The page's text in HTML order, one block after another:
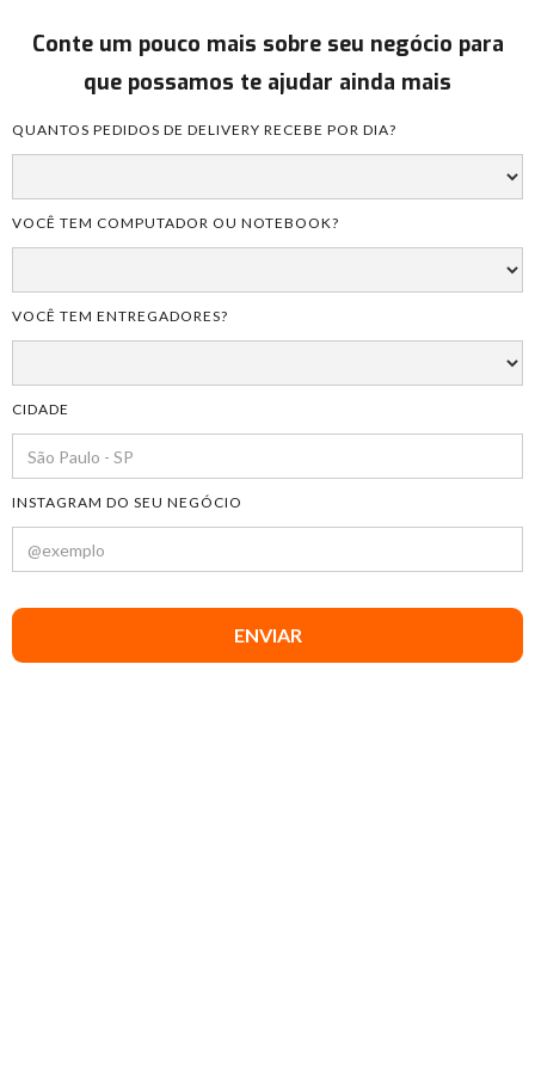
Conte um pouco mais sobre seu negócio para
que possamos te ajudar ainda mais
QUANTOS PEDIDOS DE DELIVERY RECEBE POR DIA?
VOCÊ TEM COMPUTADOR OU NOTEBOOK?
VOCÊ TEM ENTREGADORES?
CIDADE
INSTAGRAM DO SEU NEGÓCIO